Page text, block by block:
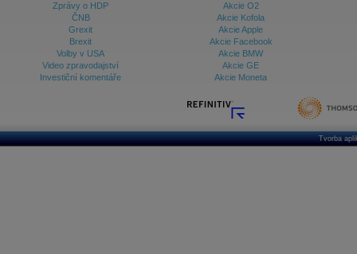
Zprávy o HDP
ČNB
Grexit
Brexit
Volby v USA
Video zpravodajství
Investiční komentáře
Akcie O2
Akcie Kofola
Akcie Apple
Akcie Facebook
Akcie BMW
Akcie GE
Akcie Moneta
Tvorba